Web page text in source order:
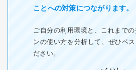
ことへの対策につながります。
ご自分の利用環境と、これまで
ンの使い方を分析して、ぜひベ
ださい。